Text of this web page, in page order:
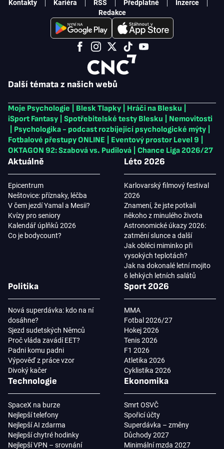
Další témata z našich webů
Moje Psychologie Blesk Tlapky Hráči na Blesku
iSport Fantasy
Spotřebitelské testy Blesku
Nemovitosti
Psychologika - podcast rozbíjející psychologické mýty
Fotbalové přestupy ONLINE
Eventový prostor Level 9
OKTAGON 92: Szabová vs. Pudilová
Chance Liga 2026/27
Aktuálně
Epicentrum
Neštovice: příznaky, léčba
V čem jezdí Yamal a Mesii?
Kvízy pro seniory
Kalendář úplňků 2026
Co je bodycount?
Léto 2026
Karlovarský filmový festival
2026
Znamení, že jste potkali
někoho z minulého života
Astronomické úkazy 2026:
zatmění slunce a další
Jak obléci miminko při
vysokých teplotách?
Jak na dokonalé letní mojito
6 lehkých letních salátů
Politika
Nová superdávka: kdo na ní
dosáhne?
Sjezd sudetských Němců
Proč vláda zavádí EET?
Padni komu padni
Výpověď z práce vzor
Divoký kačer
Sport 2026
MMA
Fotbal 2026/27
Hokej 2026
Tenis 2026
F1 2026
Atletika 2026
Cyklistika 2026
Technologie
SpaceX na burze
Nejlepší telefony
Nejlepší AI zdarma
Nejlepší chytré hodinky
Nejlepší VPN – srovnání
Ekonomika
Smrt OSVČ
Spořicí účty
Superdávka – změny
Důchody 2027
Minimální mzda 2027
Kontakty Kariéra RSS Předplatné
Inzerce
Redakce